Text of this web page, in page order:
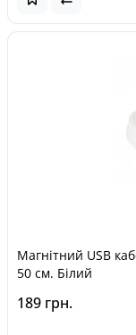
Магнітний USB
50 см. Білий
189 грн.